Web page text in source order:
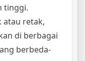
tinggi.
atau retak,
di berbagai
berbeda-